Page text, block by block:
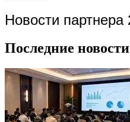
Новости
Последние